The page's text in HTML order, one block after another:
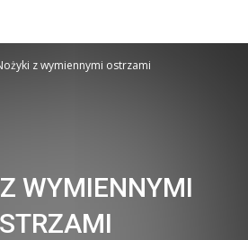
z wymiennymi ostrzami
WYMIENNYMI